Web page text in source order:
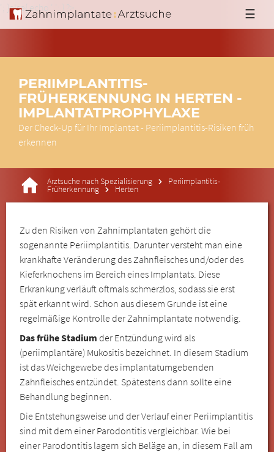
'; }else{ echo ' '; } ?> ☰
PERIIMPLANTITIS-
FRÜHERKENNUNG IN HERTEN -
IMPLANTATPROPHYLAXE
Der Check-Up für Ihr Implantat - Periimplantitis-Risiken früh
erkennen
Arztsuche nach Spezialisierung Periimplantitis-
Früherkennung Herten
Zu den Risiken von Zahnimplantaten gehört die
sogenannte Periimplantitis. Darunter versteht man eine
krankhafte Veränderung des Zahnfleisches und/oder des
Kieferknochens im Bereich eines Implantats. Diese
Erkrankung verläuft oftmals schmerzlos, sodass sie erst
spät erkannt wird. Schon aus diesem Grunde ist eine
regelmäßige Kontrolle der Zahnimplantate notwendig.
Das frühe Stadium der Entzündung wird als
(periimplantäre) Mukositis bezeichnet. In diesem Stadium
ist das Weichgewebe des implantatumgebenden
Zahnfleisches entzündet. Spätestens dann sollte eine
Behandlung beginnen.
Die Entstehungsweise und der Verlauf einer Periimplantitis
sind mit dem einer Parodontitis vergleichbar. Wie bei
einer Parodontitis lagern sich Beläge an, in diesem Fall am